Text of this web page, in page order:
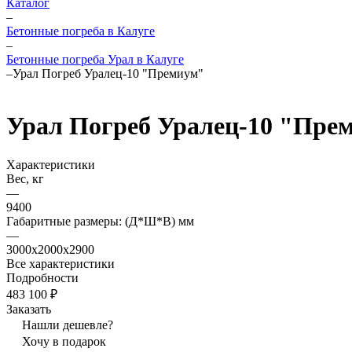
Каталог
–
Бетонные погреба в Калуге
–
Бетонные погреба Урал в Калуге
–Урал Погреб Уралец-10 "Премиум"
Урал Погреб Уралец-10
Характеристики
Вес, кг
—
9400
Габаритные размеры: (Д*Ш*В) мм
—
3000х2000x2900
Все характеристики
Подробности
483 100 ₽
Заказать
Нашли дешевле?
Хочу в подарок